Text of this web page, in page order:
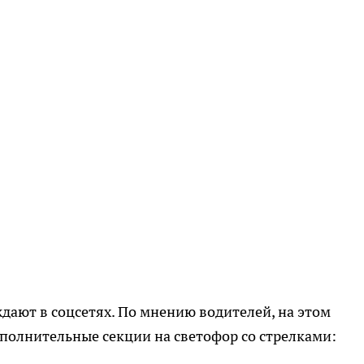
в соцсетях. По мнению водителей, на этом
секции на светофор со стрелками: